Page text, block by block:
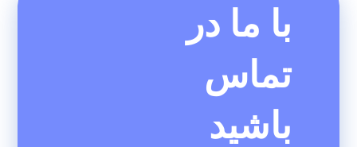
با ما در
تماس
باشید